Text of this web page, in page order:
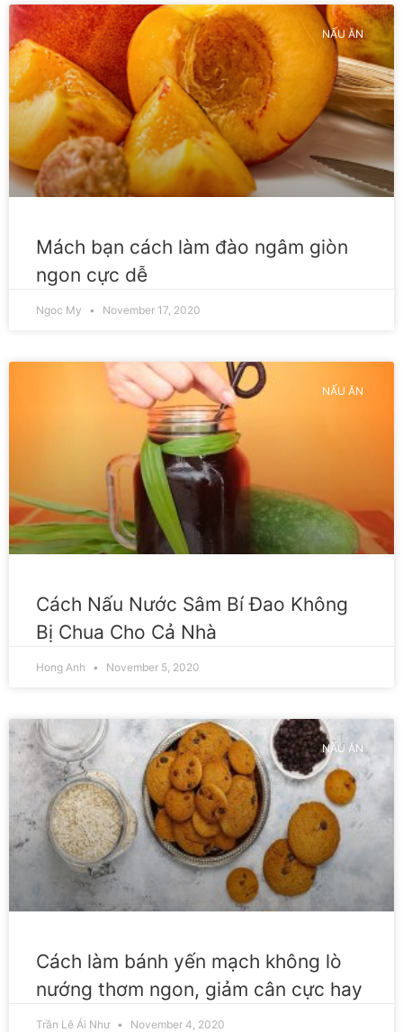
NẤU ĂN
Mách bạn cách làm đào ngâm giòn
ngon cực dễ
Ngoc My November 17, 2020
NẤU ĂN
Cách Nấu Nước Sâm Bí Đao Không
Bị Chua Cho Cả Nhà
Hong Anh November 5, 2020
NẤU ĂN
Cách làm bánh yến mạch không lò
nướng thơm ngon, giảm cân cực hay
Trần Lê Ái Như November 4, 2020